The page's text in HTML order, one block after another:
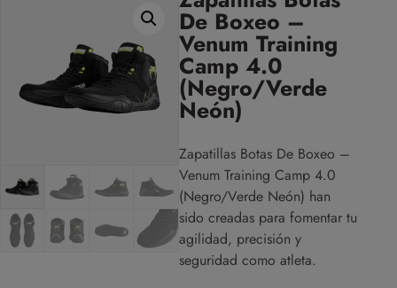
De Boxeo –
Venum Training
Camp 4.0
(Negro/Verde
Neón)
Zapatillas Botas De Boxeo –
Venum Training Camp 4.0
(Negro/Verde Neón) han
sido creadas para fomentar tu
agilidad, precisión y
seguridad como atleta.